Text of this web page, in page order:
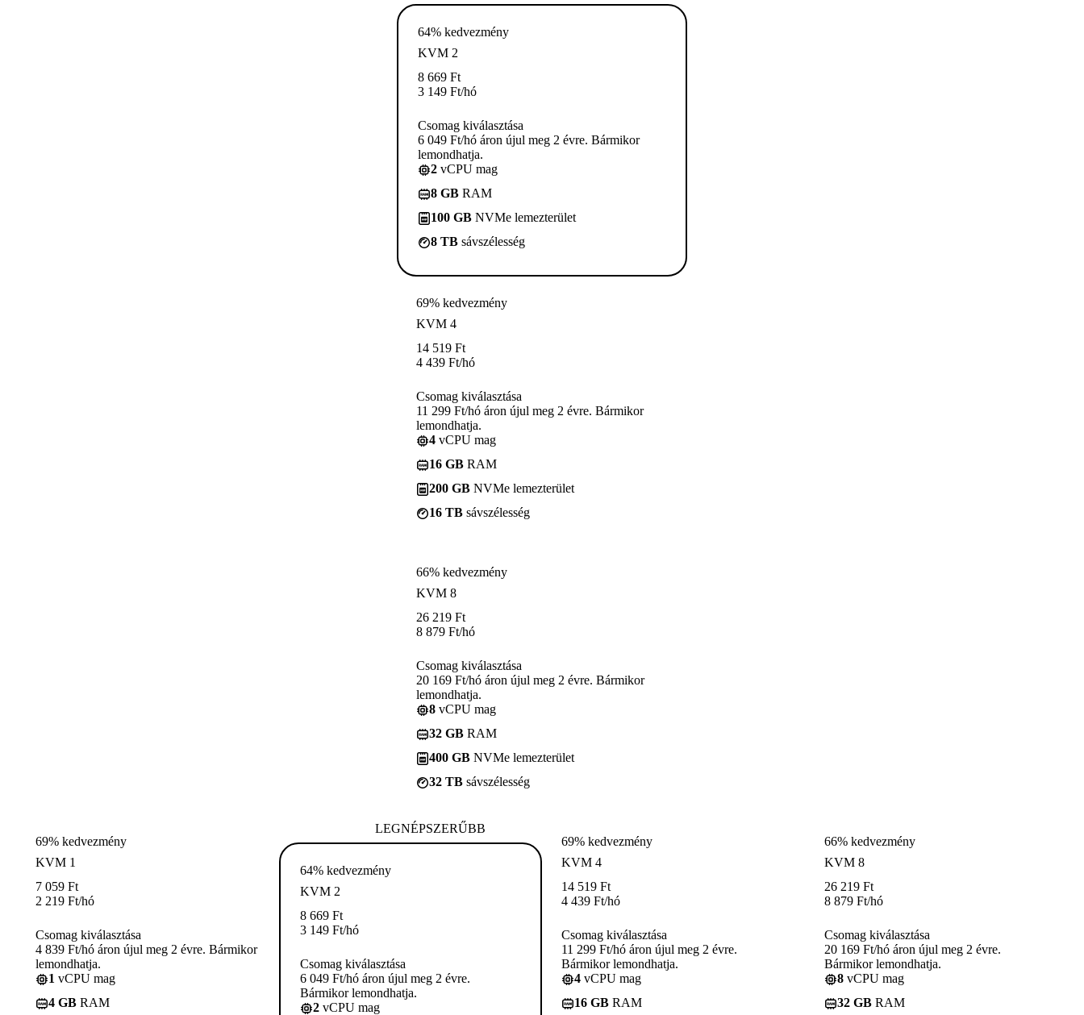
64% kedvezmény
KVM 2
8 669 Ft
3 149 Ft/hó
Csomag kiválasztása
6 049 Ft/hó áron újul meg 2 évre. Bármikor
lemondhatja.
2 vCPU mag
8 GB RAM
100 GB NVMe lemezterület
8 TB sávszélesség
69% kedvezmény
KVM 4
14 519 Ft
4 439 Ft/hó
Csomag kiválasztása
11 299 Ft/hó áron újul meg 2 évre. Bármikor
lemondhatja.
4 vCPU mag
16 GB RAM
200 GB NVMe lemezterület
16 TB sávszélesség
66% kedvezmény
KVM 8
26 219 Ft
8 879 Ft/hó
Csomag kiválasztása
20 169 Ft/hó áron újul meg 2 évre. Bármikor
lemondhatja.
8 vCPU mag
32 GB RAM
400 GB NVMe lemezterület
32 TB sávszélesség
69% kedvezmény
KVM 1
7 059 Ft
2 219 Ft/hó
Csomag kiválasztása
4 839 Ft/hó áron újul meg 2 évre. Bármikor
lemondhatja.
1 vCPU mag
4 GB RAM
LEGNÉPSZERŰBB
64% kedvezmény
KVM 2
8 669 Ft
3 149 Ft/hó
Csomag kiválasztása
6 049 Ft/hó áron újul meg 2 évre.
Bármikor lemondhatja.
2 vCPU mag
69% kedvezmény
KVM 4
14 519 Ft
4 439 Ft/hó
Csomag kiválasztása
11 299 Ft/hó áron újul meg 2 évre.
Bármikor lemondhatja.
4 vCPU mag
16 GB RAM
66% kedvezmény
KVM 8
26 219 Ft
8 879 Ft/hó
Csomag kiválasztása
20 169 Ft/hó áron újul meg 2 évre.
Bármikor lemondhatja.
8 vCPU mag
32 GB RAM